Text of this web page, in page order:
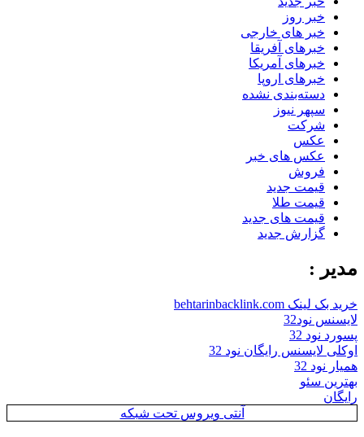
خبر روز
خبر های خارجی
خبرهای آفریقا
خبرهای آمریکا
خبرهای اروپا
دسته‌بندی نشده
سپهر نیوز
شرکت
عکس
عکس های خبر
فروش
قیمت جدید
قیمت طلا
قیمت های جدید
گزارش جدید
مدیر :
خرید بک لینک behtarinbacklink.com
لایسنس نود32
پسورد نود 32
اوکلی لایسنس رایگان نود 32
همیار نود 32
بهترین سئو
رایگان
آنتی ویروس تحت شبکه